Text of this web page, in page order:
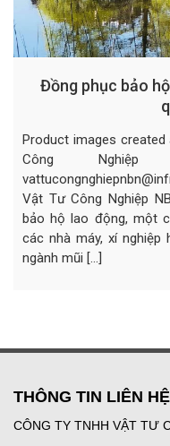
Đồng phục bảo
Product images
Công Nghiệp
Vật Tư Công Nghiệp
bảo hộ lao động, một
các nhà máy, xí nghiệp
ngành mũi […]
THÔNG TIN LIÊN HỆ
CÔNG TY TNHH VẬT TƯ